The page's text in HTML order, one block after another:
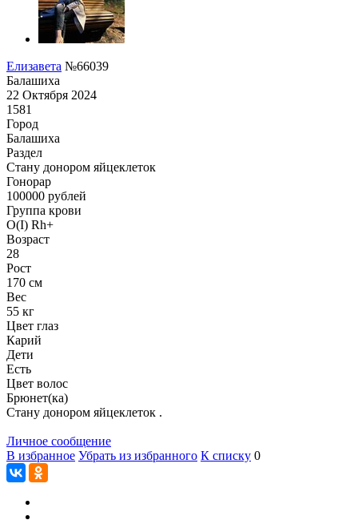
Елизавета №66039
Балашиха
22 Октября 2024
1581
Город
Балашиха
Раздел
Стану донором яйцеклеток
Гонoрар
100000 рублей
Группа крови
O(I) Rh+
Возраст
28
Рост
170 см
Вес
55 кг
Цвет глаз
Карий
Дети
Есть
Цвет волос
Брюнет(ка)
Стану донором яйцеклеток .
Личное сообщение
В избранное Убрать из избранного К списку 0